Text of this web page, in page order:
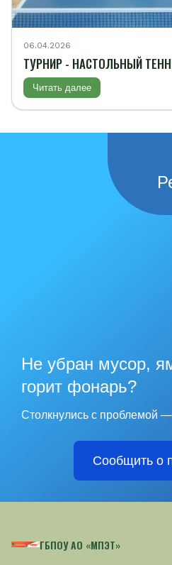
06.04.2026
ТУРНИР - НАСТОЛЬНЫЙ
Читать далее
Не убран мусор,
горит фонарь?
Столкнулись с проблемой
Сообщить о
ГБПОУ АО «МПЭТ»